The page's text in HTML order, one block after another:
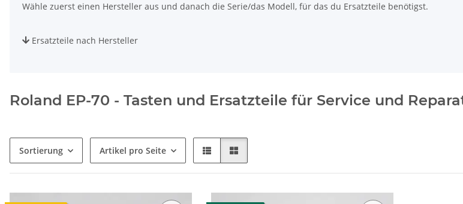
Wähle zuerst einen Hersteller aus und danach die Serie/das Modell, für das du Ersatzteile benötigst.
Ersatzteile nach Hersteller
Roland EP-70 - Tasten und Ersatzteile für Service und
Sortierung Artikel pro Seite